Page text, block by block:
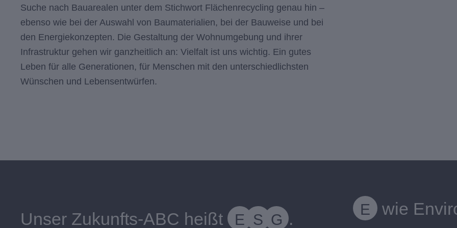
Suche nach Bauarealen unter dem Stichwort Flächenrecycling genau hin –
ebenso wie bei der Auswahl von Baumaterialien, bei der Bauweise und bei
den Energiekonzepten. Die Gestaltung der Wohnumgebung und ihrer
Infrastruktur gehen wir ganzheitlich an: Vielfalt ist uns wichtig. Ein gutes
Leben für alle Generationen, für Menschen mit den unterschiedlichsten
Wünschen und Lebensentwürfen.
Unser Zukunfts-ABC heißt E S G . E wie